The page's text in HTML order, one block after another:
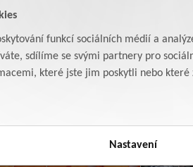
funkcí sociálních médií a
sdílíme se svými partnery pro
které jste jim poskytli nebo které
Nastavení